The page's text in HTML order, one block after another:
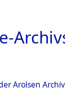
ARCHIVALE
Arolsen